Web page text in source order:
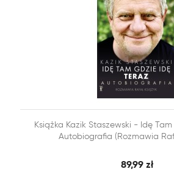
DODAJ DO KOSZYKA 
Książka Kazik Staszewski - Idę
Autobiografia (rozmawia
89,99 zł